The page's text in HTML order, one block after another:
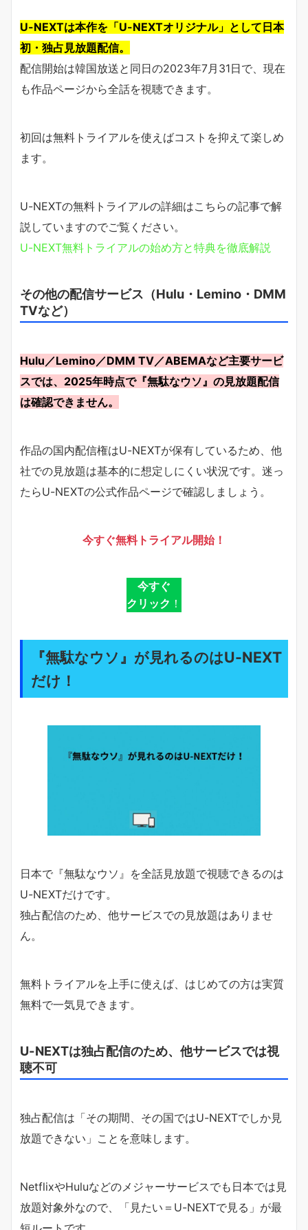
U-NEXTは本作を「U-NEXTオリジナル」として日本
初・独占見放題配信。
配信開始は韓国放送と同日の2023年7月31日で、現在
も作品ページから全話を視聴できます。
初回は無料トライアルを使えばコストを抑えて楽しめ
ます。
U-NEXTの無料トライアルの詳細はこちらの記事で解
説していますのでご覧ください。
U-NEXT無料トライアルの始め方と特典を徹底解説
その他の配信サービス（Hulu・Lemino・DMM
TVなど）
Hulu／Lemino／DMM TV／ABEMAなど主要サービ
スでは、2025年時点で『無駄なウソ』の見放題配信
は確認できません。
作品の国内配信権はU-NEXTが保有しているため、他
社での見放題は基本的に想定しにくい状況です。迷っ
たらU-NEXTの公式作品ページで確認しましょう。
今すぐ無料トライアル開始！
今すぐ
クリック ！
『無駄なウソ』が見れるのはU-NEXT
だけ！
日本で『無駄なウソ』を全話見放題で視聴できるのは
U-NEXTだけです。
独占配信のため、他サービスでの見放題はありませ
ん。
無料トライアルを上手に使えば、はじめての方は実質
無料で一気見できます。
U-NEXTは独占配信のため、他サービスでは視
聴不可
独占配信は「その期間、その国ではU-NEXTでしか見
放題できない」ことを意味します。
NetflixやHuluなどのメジャーサービスでも日本では見
放題対象外なので、「見たい＝U-NEXTで見る」が最